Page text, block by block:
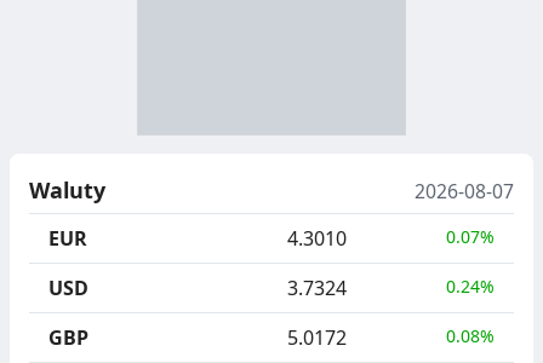
B
C
J
A
M
Waluty
2026-08-07
EUR
4.3010 0.07%
USD 3.7324 0.24%
GBP 5.0172 0.08%